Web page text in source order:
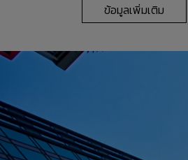
ข้อมูลเพิ่มเติม